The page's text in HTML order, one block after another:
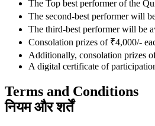
The Top best performer of the
The second-best performer will
The third-best performer will be
Consolation prizes of ₹4,000/-
Additionally, consolation prizes
A digital certificate of participation
Terms and Conditions
नियम और शर्तें